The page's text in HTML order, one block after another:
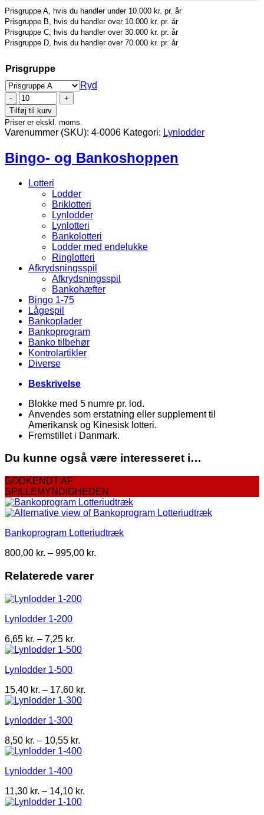
Prisgruppe A, hvis du handler under 10.000 kr. pr. år
Prisgruppe B, hvis du handler over 10.000 kr. pr. år
Prisgruppe C, hvis du handler over 30.000 kr. pr. år
Prisgruppe D, hvis du handler over 70.000 kr. pr. år
Prisgruppe
Ryd
Lynlodder
1-
600
antal
Tilføj til kurv
Priser er ekskl. moms.
Varenummer (SKU): 4-0006 Kategori: Lynlodder
Bingo- og Bankoshoppen
Lotteri
Lodder
Briklotteri
Lynlodder
Lynlotteri
Bankolotteri
Lodder med endelukke
Ringlotteri
Afkrydsningsspil
Afkrydsningsspil
Bankohæfter
Bingo 1-75
Lågespil
Bankoplader
Bankoprogram
Banko tilbehør
Kontrolartikler
Diverse
Beskrivelse
Blokke med 5 numre pr. lod.
Anvendes som erstatning eller supplement til
Amerikansk og Kinesisk lotteri.
Fremstillet i Danmark.
Du kunne også være interesseret i…
GODKENDT AF
SPILLEMYNDIGHEDEN
Bankoprogram Lotteriudtræk
800,00 kr. – 995,00 kr.
Relaterede varer
Lynlodder 1-200
6,65 kr. – 7,25 kr.
6,65 kr.
Lynlodder 1-500
15,40 kr. – 17,60 kr.
Lynlodder 1-300
8,50 kr. – 10,55 kr.
8,50 kr.
Lynlodder 1-400
11,30 kr. – 14,10 kr.